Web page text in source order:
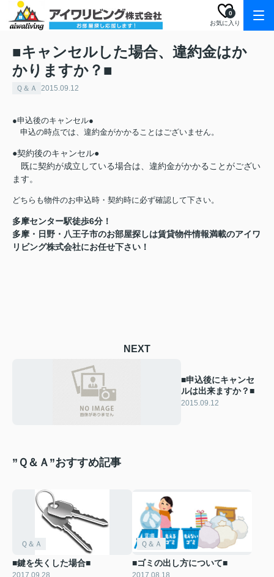
お気に入り
0
■キャンセルした場合、違約金はか
かりますか？■
Ｑ＆Ａ 2015.09.12
●申込後のキャンセル●
申込の時点では、違約金がかかることはございません。
●契約後のキャンセル●
既に契約が成立している場合は、違約金がかかることがござい
ます。
どちらも物件のお申込時・契約時に必ず確認して下さい。
多摩センター駅徒歩6分！
多摩・日野・八王子市のお部屋探しは賃貸物件情報満載のアイワ
リビング株式会社にお任せ下さい！
NEXT
■申込後にキャンセ
ルは出来ますか？■
2015.09.12
”Ｑ＆Ａ”おすすめ記事
Ｑ＆Ａ
■鍵を失くした場合■
2017.09.28
Ｑ＆Ａ
■ゴミの出し方について■
2017.08.18